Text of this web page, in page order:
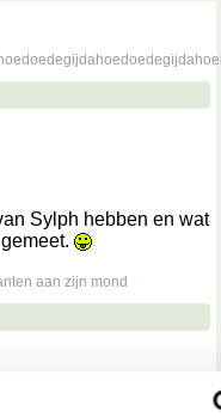
Sylph hebben en wat
aan zijn mond